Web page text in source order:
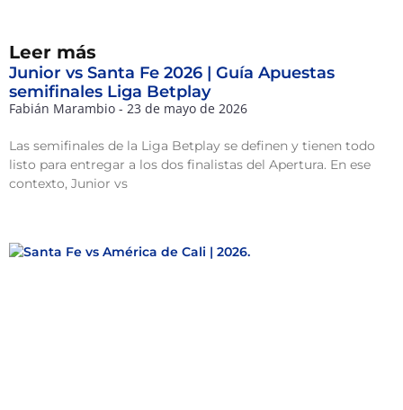
Leer más
Junior vs Santa Fe 2026 | Guía Apuestas
semifinales Liga Betplay
Fabián Marambio 23 de mayo de 2026
Las semifinales de la Liga Betplay se definen y tienen todo
listo para entregar a los dos finalistas del Apertura. En ese
contexto, Junior vs